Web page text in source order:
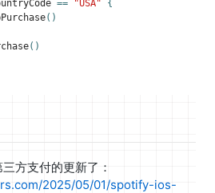
== "USA"
{
()
()
方支付的更新了：
2025/05/01/spotify-ios-